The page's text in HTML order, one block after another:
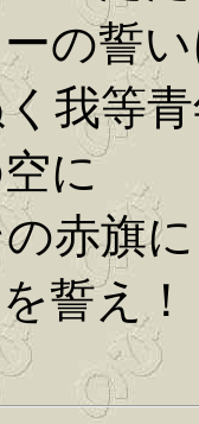
の誓い
我等青
に
赤旗に
え！